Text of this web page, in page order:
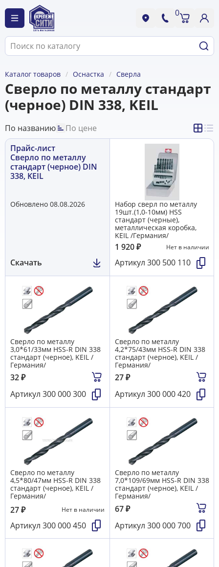
0
Каталог товаров Оснастка Сверла
Сверло по металлу стандарт
(черное) DIN 338, KEIL
По названию
По цене
Прайс-лист
Сверло по металлу
стандарт (черное) DIN
338, KEIL
Обновлено 08.08.2026
Скачать
Набор сверл по металлу
19шт.(1,0-10мм) HSS
стандарт (черные),
металлическая коробка,
KEIL /Германия/
1 920₽ Нет в наличии
Артикул 300 500 110
Сверло по металлу
3,0*61/33мм HSS-R DIN 338
стандарт (черное), KEIL /
Германия/
32₽
Артикул 300 000 300
Сверло по металлу
4,2*75/43мм HSS-R DIN 338
стандарт (черное), KEIL /
Германия/
27₽
Артикул 300 000 420
Сверло по металлу
4,5*80/47мм HSS-R DIN 338
стандарт (черное), KEIL /
Германия/
27₽ Нет в наличии
Артикул 300 000 450
Сверло по металлу
7,0*109/69мм HSS-R DIN 338
стандарт (черное), KEIL /
Германия/
67₽
Артикул 300 000 700